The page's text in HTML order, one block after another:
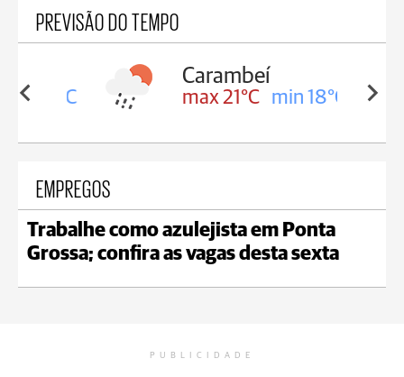
PREVISÃO DO TEMPO
18°C
Carambeí
max 21°C min 18°C
EMPREGOS
Trabalhe como azulejista em Ponta
Grossa; confira as vagas desta sexta
PUBLICIDADE